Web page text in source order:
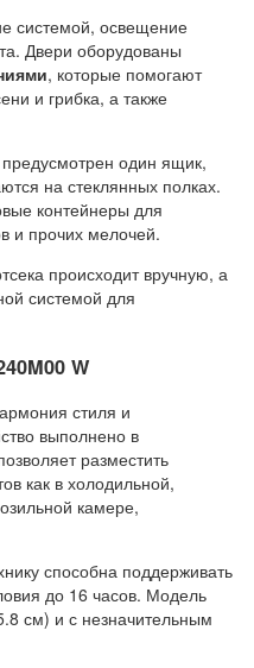
системой, освещение
Двери оборудованы
, которые помогают
и грибка, а также
один ящик,
на стеклянных полках.
контейнеры для
и прочих мелочей.
происходит вручную, а
системой для
W
стиля и
выполнено в
разместить
как в холодильной,
камере,
способна поддерживать
до 16 часов. Модель
см) и с незначительным